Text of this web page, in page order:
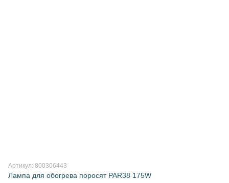
Артикул: 800306443
Лампа для обогрева поросят PAR38 175W